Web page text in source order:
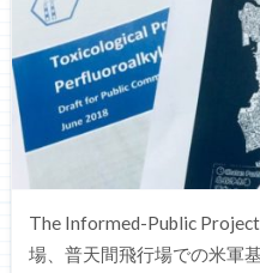
The Informed-Public
場、普天間飛行場での米軍